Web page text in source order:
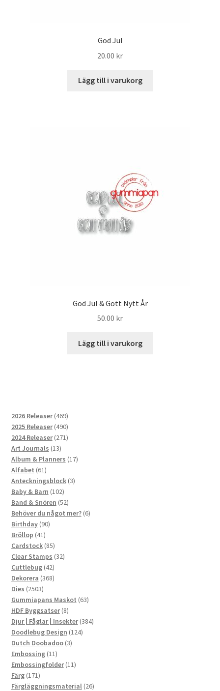
God Jul
20.00 kr
Lägg till i varukorg
God Jul & Gott Nytt År
50.00 kr
Lägg till i varukorg
2026 Releaser 469469
produkter
2025 Releaser 490490
produkter
2024 Releaser 271271
Art Journals 1313
produkter
Album & Planners 1717
Alfabet 6161
produkter
Anteckningsblock 33
Baby & Barn 102102
produkter
Band & Snören 5252
produkter
Behöver du något mer? 66
Birthday 9090
Bröllop 4141
produkter
Cardstock 8585
produkter
Clear Stamps 3232
Cuttlebug 4242
produkter
Dekorera 368368
Dies 25032503
produkter
Gummiapans Maskot 6363
HDF Byggsatser 88
produkter
Djur | Fåglar | Insekter 384384
Doodlebug Design 124124
Dutch Doobadoo 33
Embossing 1111
produkter
Embossingfolder 1111
Färg 171171
produkter
Färgläggningsmaterial 2626